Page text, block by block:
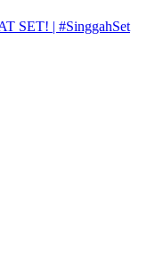
SET! | #SinggahSet